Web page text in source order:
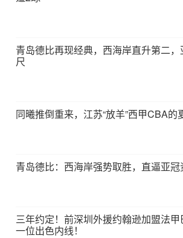
青岛德比再现经典，西海岸直升第二
尺
同曦推倒重来，江苏“放羊”西甲CBA的
青岛德比：西海岸强势取胜，直逼亚冠
三年约定！前深圳外援约翰逊加盟法
一位出色内线！